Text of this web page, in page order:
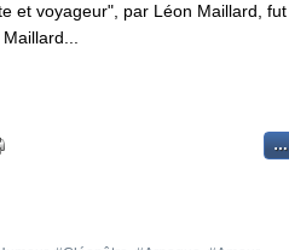
et voyageur", par Léon Maillard, fut
…